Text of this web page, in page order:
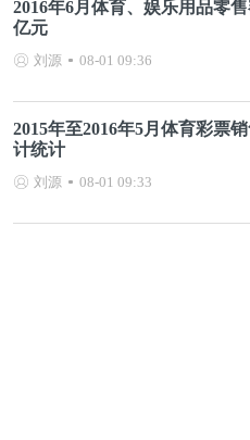
2016年6月体育、娱乐用品零售
亿元
刘源 08-01 09:36
2015年至2016年5月体育彩票
计统计
刘源 08-01 09:33